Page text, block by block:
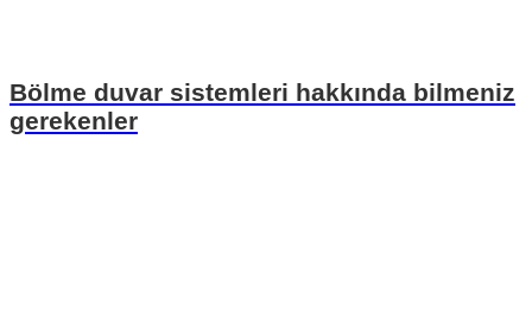
Bölme duvar sistemleri hakkında bilmeniz
gerekenler